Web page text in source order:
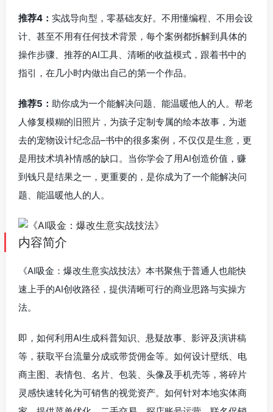
推荐4： 实战导向型，零基础友好。不用懂编程、不用会设
计、甚至不用有任何技术背景，每个案例都拆解到具体的
操作步骤、推荐的AI工具、清晰的收益模式，跟着书中的
指引，在几小时内做出自己的第一个作品。
推荐5： 助你成为一个能解决问题、能温暖他人的人。帮老
人修复模糊的旧照片，为孩子定制专属的绘本故事，为逝
去的宠物设计纪念品–书中的很多案例，不仅仅是生意，更
是用技术填补情感的缺口。当你学会了用AI创造价值，赚
到钱只是结果之一，更重要的，是你成为了一个能解决问
题、能温暖他人的人。
内容简介
《AI吸金：爆改生意实战技法》本书聚焦于普通人也能快
速上手的AI创收路径，提供清晰可行的商业思路与实操方
法。
即，如何利用AI生成科普知识、悬疑故事、影评及演讲稿
等，获取平台流量分成或带货佣金等。如何设计壁纸、电
商主图、表情包、名片、包装、头像及手机壳等，将碎片
灵感快速转化为可销售的视觉资产。如何针对本地实体商